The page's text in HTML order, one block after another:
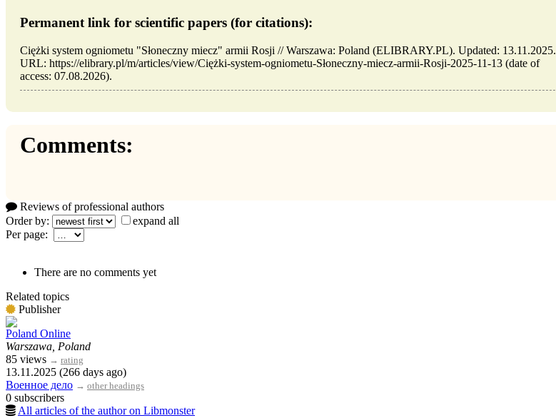
Permanent link for scientific papers (for citations):
Ciężki system ogniometu "Słoneczny miecz" armii Rosji // Warszawa: Poland (ELIBRARY.PL). Updated: 13.11.2025.
URL: https://elibrary.pl/m/articles/view/Ciężki-system-ogniometu-Słoneczny-miecz-armii-Rosji-2025-11-13 (date of
access: 07.08.2026).
Comments:
Reviews of professional authors
Order by:
expand all
Per page:
There are no comments yet
Related topics
Publisher
Poland Online
Warszawa, Poland
85 views → rating
13.11.2025 (266 days ago)
Военное дело → other headings
0 subscribers
All articles of the author on Libmonster